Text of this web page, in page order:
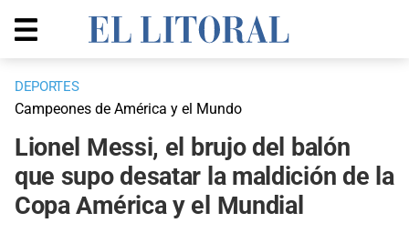
DEPORTES
Campeones de América y el Mundo
Lionel Messi, el brujo del balón
que supo desatar la maldición de la
Copa América y el Mundial